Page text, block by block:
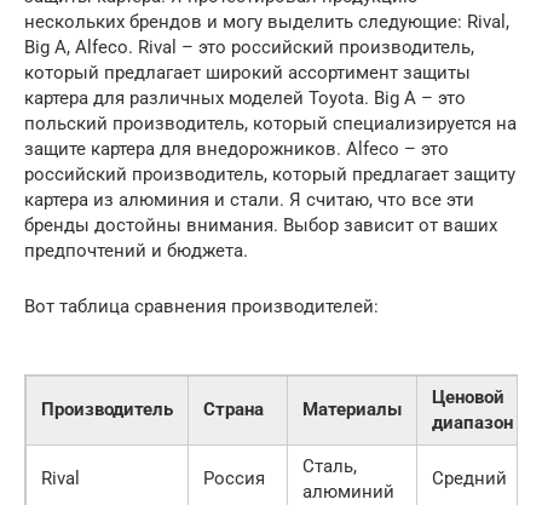
нескольких брендов и могу выделить следующие: Rival,
Big A, Alfeco. Rival – это российский производитель,
который предлагает широкий ассортимент защиты
картера для различных моделей Toyota. Big A – это
польский производитель, который специализируется на
защите картера для внедорожников. Alfeco – это
российский производитель, который предлагает защиту
картера из алюминия и стали. Я считаю, что все эти
бренды достойны внимания. Выбор зависит от ваших
предпочтений и бюджета.
Вот таблица сравнения производителей:
Производитель Страна Материалы
Ценовой
диапазон
Rival Россия
Сталь,
алюминий
Средний